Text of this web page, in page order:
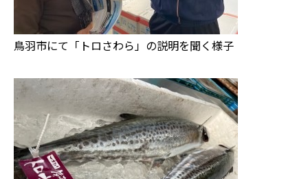
鳥羽市にて「トロさわら」の説明を聞く様子